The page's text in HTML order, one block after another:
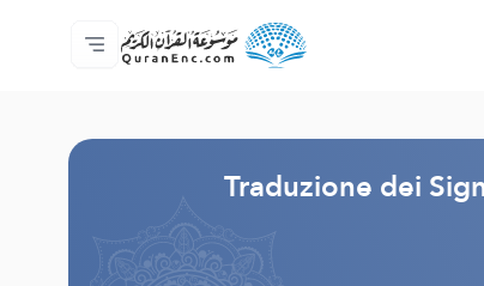
Home
Indice traduzioni
Audio
Servizi per sviluppatori - API
Sul progetto
Contattaci
Lingua
Traduzione dei